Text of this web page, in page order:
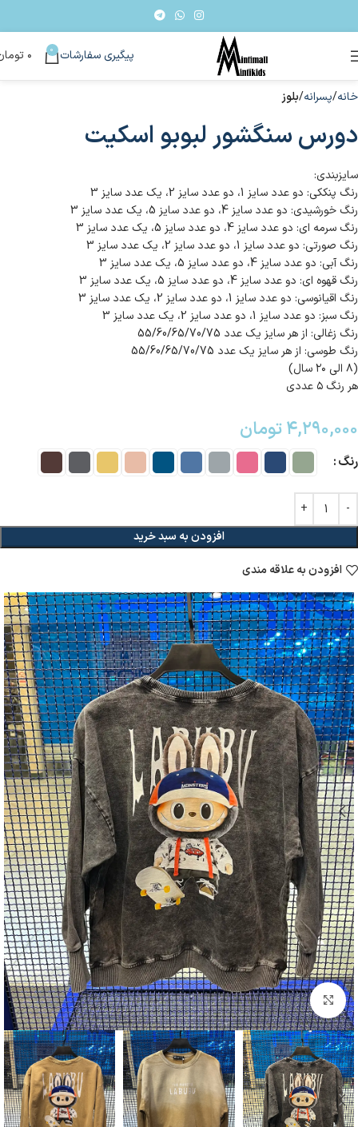
پیگیری سفارشات 0 ۰
خانه پسرانه بلوز
دورس سنگشور لبوبو اسکیت
سایزبندی:
رنگ پنککی: دو عدد سایز 1، دو عدد سایز 2، یک عدد سایز 3
رنگ خورشیدی: دو عدد سایز 4، دو عدد سایز 5، یک عدد سایز 3
رنگ سرمه ای: دو عدد سایز 4، دو عدد سایز 5، یک عدد سایز 3
رنگ صورتی: دو عدد سایز 1، دو عدد سایز 2، یک عدد سایز 3
رنگ آبی: دو عدد سایز 4، دو عدد سایز 5، یک عدد سایز 3
رنگ قهوه ای: دو عدد سایز 4، دو عدد سایز 5، یک عدد سایز 3
رنگ اقیانوسی: دو عدد سایز 1، دو عدد سایز 2، یک عدد سایز 3
رنگ سبز: دو عدد سایز 1، دو عدد سایز 2، یک عدد سایز 3
رنگ زغالی: از هر سایز یک عدد 55/60/65/70/75
رنگ طوسی: از هر سایز یک عدد 55/60/65/70/75
(۸ الی ۲۰ سال)
هر رنگ ۵ عددی
۴,۲۹۰,۰۰۰تومان
رنگ
افزودن به سبد خرید
افزودن به علاقه مندی
بزرگنمایی تصویر